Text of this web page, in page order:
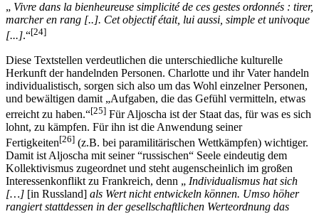
„ Vivre dans la bienheureuse simplicité de ces gestes ordonnés : tirer,
marcher en rang [..]. Cet objectif était, lui aussi, simple et univoque
[...].“[24]
Diese Textstellen verdeutlichen die unterschiedliche kulturelle
Herkunft der handelnden Personen. Charlotte und ihr Vater handeln
individualistisch, sorgen sich also um das Wohl einzelner Personen,
und bewältigen damit „Aufgaben, die das Gefühl vermitteln, etwas
erreicht zu haben.“[25] Für Aljoscha ist der Staat das, für was es sich
lohnt, zu kämpfen. Für ihn ist die Anwendung seiner
Fertigkeiten[26] (z.B. bei paramilitärischen Wettkämpfen) wichtiger.
Damit ist Aljoscha mit seiner “russischen“ Seele eindeutig dem
Kollektivismus zugeordnet und steht augenscheinlich im großen
Interessenkonflikt zu Frankreich, denn „ Individualismus hat sich
[…] [in Russland] als Wert nicht entwickeln können. Umso höher
rangiert stattdessen in der gesellschaftlichen Werteordnung das